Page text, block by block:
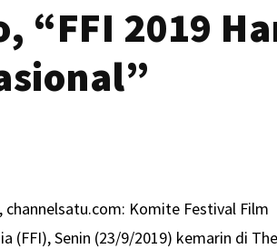
“FFI 2019
channelsatu.com: Komite Festival Film
(FFI), Senin (23/9/2019) kemarin di The